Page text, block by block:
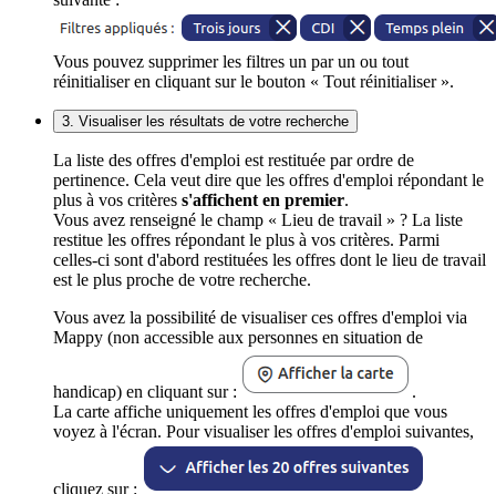
Vous pouvez supprimer les filtres un par un ou tout
réinitialiser en cliquant sur le bouton « Tout réinitialiser ».
3. Visualiser les résultats de votre recherche
La liste des offres d'emploi est restituée par ordre de
pertinence. Cela veut dire que les offres d'emploi répondant le
plus à vos critères s'affichent en premier.
Vous avez renseigné le champ « Lieu de travail » ? La liste
restitue les offres répondant le plus à vos critères. Parmi
celles-ci sont d'abord restituées les offres dont le lieu de travail
est le plus proche de votre recherche.
Vous avez la possibilité de visualiser ces offres d'emploi via
Mappy (non accessible aux personnes en situation de
handicap) en cliquant sur :
.
La carte affiche uniquement les offres d'emploi que vous
voyez à l'écran. Pour visualiser les offres d'emploi suivantes,
cliquez sur :